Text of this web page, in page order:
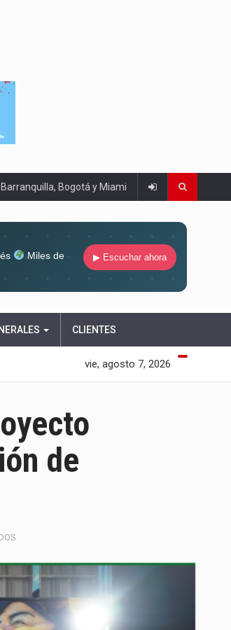
Barranquilla, Bogotá y Miami
Miles de
▶ Escuchar ahora
CLIENTES
vie, agosto 7, 2026
de
MEDELLÍN
AFIANZA
PROYECTO
CULTURAL